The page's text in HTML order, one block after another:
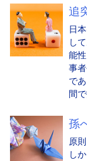
追
日
し
能
事
で
間
孫
原
し